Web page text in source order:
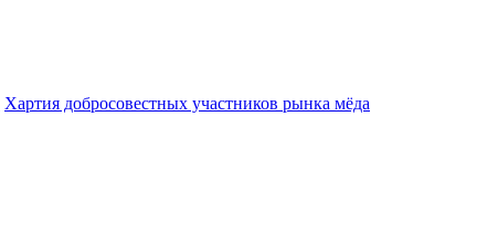
Хартия добросовестных участников рынка мёда